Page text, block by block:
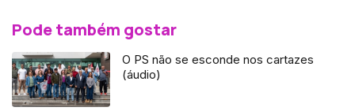
Pode também gostar
O PS não se esconde nos cartazes
(áudio)